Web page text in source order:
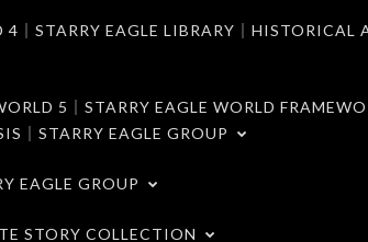
｜STARRY EAGLE LIBRARY｜HISTORICAL
5｜STARRY EAGLE WORLD
｜STARRY EAGLE GROUP
EAGLE GROUP
STORY COLLECTION